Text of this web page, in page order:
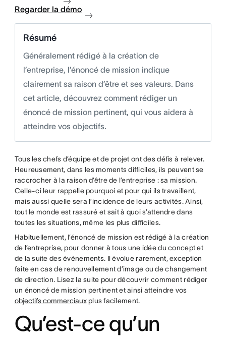
Regarder la démo
Résumé
Généralement rédigé à la création de
l’entreprise, l’énoncé de mission indique
clairement sa raison d’être et ses valeurs. Dans
cet article, découvrez comment rédiger un
énoncé de mission pertinent, qui vous aidera à
atteindre vos objectifs.
Tous les chefs d’équipe et de projet ont des défis à relever.
Heureusement, dans les moments difficiles, ils peuvent se
raccrocher à la raison d’être de l’entreprise : sa mission.
Celle-ci leur rappelle pourquoi et pour qui ils travaillent,
mais aussi quelle sera l’incidence de leurs activités. Ainsi,
tout le monde est rassuré et sait à quoi s’attendre dans
toutes les situations, même les plus difficiles.
Habituellement, l’énoncé de mission est rédigé à la création
de l’entreprise, pour donner à tous une idée du concept et
de la suite des événements. Il évolue rarement, exception
faite en cas de renouvellement d’image ou de changement
de direction. Lisez la suite pour découvrir comment rédiger
un énoncé de mission pertinent et ainsi atteindre vos
objectifs commerciauxplus facilement.
Qu’est-ce qu’un